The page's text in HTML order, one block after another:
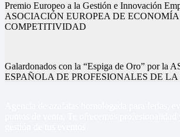
Premio Europeo a la Gestión e Innovación
ASOCIACIÓN EUROPEA DE ECONOMÍA
COMPETITIVIDAD
Galardonados con la “Espiga de Oro” por la
ESPAÑOLA DE PROFESIONALES DE